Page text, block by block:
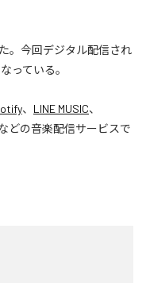
。今回デジタル配信され
っている。
、 LINE MUSIC、
どの音楽配信サービスで